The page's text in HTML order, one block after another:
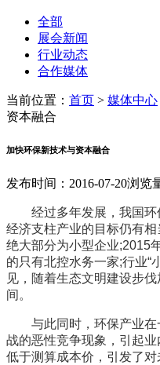
全部
展会新闻
行业动态
合作媒体
当前位置： 首页 > 媒体中心
资本融合
加快环保新技术与资本融合
发布时间：2016-07-20浏览
经过多年发展，我国环
经济支柱产业的目标仍有
绝大部分为小型企业;2015
的只有北控水务一家;行业“
见，随着生态文明建设步
间。
与此同时，环保产业在
战的恶性竞争现象，引起
低于测算成本价，引发了对